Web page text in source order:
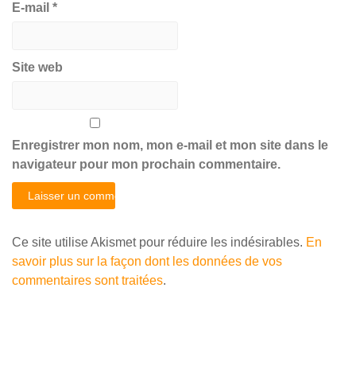
E-mail *
Site web
Enregistrer mon nom, mon e-mail et mon site dans le
navigateur pour mon prochain commentaire.
Ce site utilise Akismet pour réduire les indésirables. En
savoir plus sur la façon dont les données de vos
commentaires sont traitées.